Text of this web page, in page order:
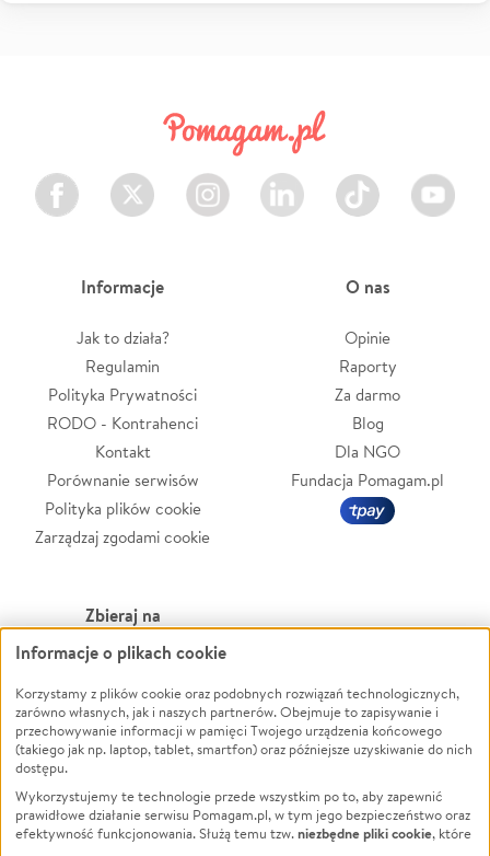
Facebook Twitter Instagram LinkedIn TikTok Youtube
Informacje
Jak to działa?
Regulamin
Polityka Prywatności
RODO - Kontrahenci
Kontakt
Porównanie serwisów
Polityka plików cookie
Zarządzaj zgodami cookie
O nas
Opinie
Raporty
Za darmo
Blog
Dla NGO
Fundacja Pomagam.pl
Zbieraj na
Leczenie
Zwierzęta
Pożar
Ukraina
Pomoc Finansowa
Projekty
Powódź
Wichura
NGO
Edukacja
Podróż
Informacje o plikach cookie
Korzystamy z plików cookie oraz podobnych rozwiązań technologicznych,
zarówno własnych, jak i naszych partnerów. Obejmuje to zapisywanie i
przechowywanie informacji w pamięci Twojego urządzenia końcowego
(takiego jak np. laptop, tablet, smartfon) oraz późniejsze uzyskiwanie do nich
dostępu.
Wykorzystujemy te technologie przede wszystkim po to, aby zapewnić
prawidłowe działanie serwisu Pomagam.pl, w tym jego bezpieczeństwo oraz
efektywność funkcjonowania. Służą temu tzw.niezbędne pliki cookie, które